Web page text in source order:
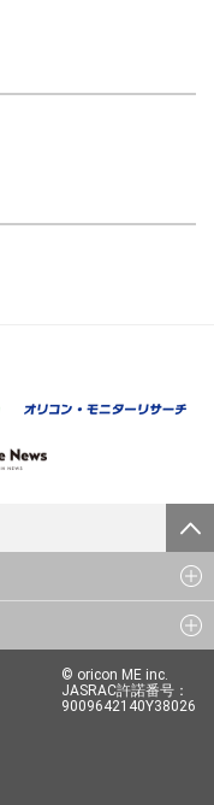
© oricon ME inc.
JASRAC許諾番号：
9009642140Y38026